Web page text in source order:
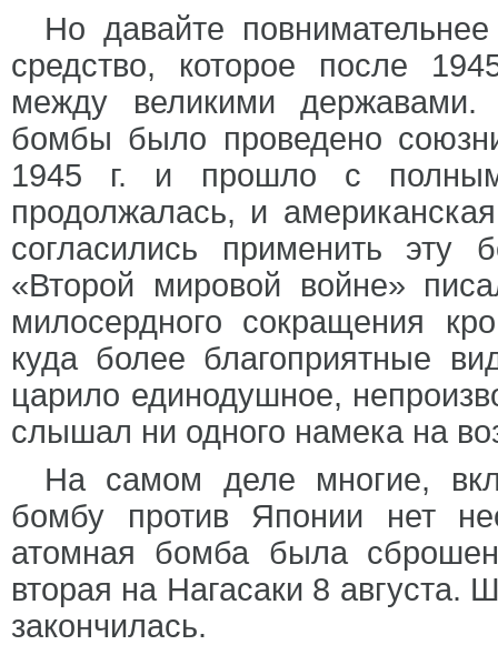
Но давайте
средство, которое после
между великими
бомбы было проведено
1945 г. и прошло с
продолжалась, и
согласились применить эту
«Второй мировой войне»
милосердного сокращения
куда более благоприятные
царило единодушное,
слышал ни одного намека на
На самом деле многие,
бомбу против Японии нет
атомная бомба была
вторая на Нагасаки 8 августа.
закончилась.